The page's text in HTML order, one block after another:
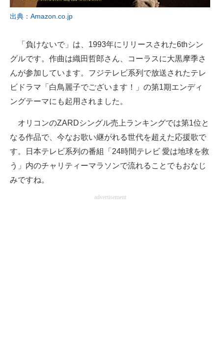
出典：Amazon.co.jp
「負けないで」は、1993年にリリースされた6thシン
グルです。作曲は織田哲郎さん、コーラスに大黒摩季さ
んが参加しています。フジテレビ系列で放送されたテレ
ビドラマ「白鳥麗子でございます！」の第1期エンディ
ングテーマにも起用されました。
オリコンのZARDシングル売上ランキングでは第1位と
なる作品で、今なお歌い継がれる世代を超えた応援歌で
す。日本テレビ系列の番組「24時間テレビ 愛は地球を救
う」内のチャリティーマラソンで流れることでもおなじ
みですね。
advertisement